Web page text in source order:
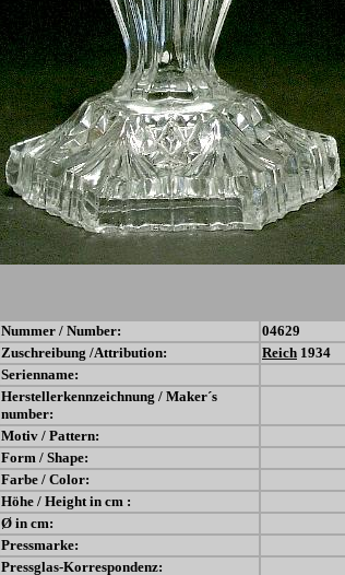
Nummer / Number:
04629
Zuschreibung /Attribution:
Reich 1934
Serienname:
Herstellerkennzeichnung / Maker´s
number:
Motiv / Pattern:
Form / Shape:
Farbe / Color:
Höhe / Height in cm :
Ø in cm:
Pressmarke:
Pressglas-Korrespondenz: